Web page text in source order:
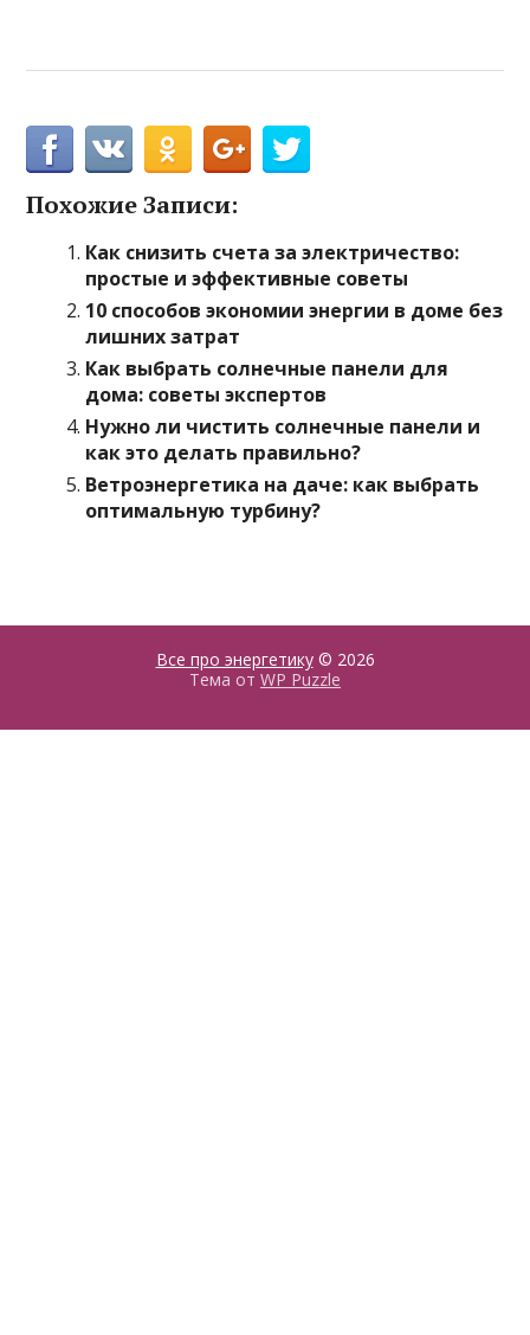
Похожие Записи:
Как снизить счета за электричество:
простые и эффективные советы
10 способов экономии энергии в доме без
лишних затрат
Как выбрать солнечные панели для
дома: советы экспертов
Нужно ли чистить солнечные панели и
как это делать правильно?
Ветроэнергетика на даче: как выбрать
оптимальную турбину?
Все про энергетику© 2026
Тема от WP Puzzle